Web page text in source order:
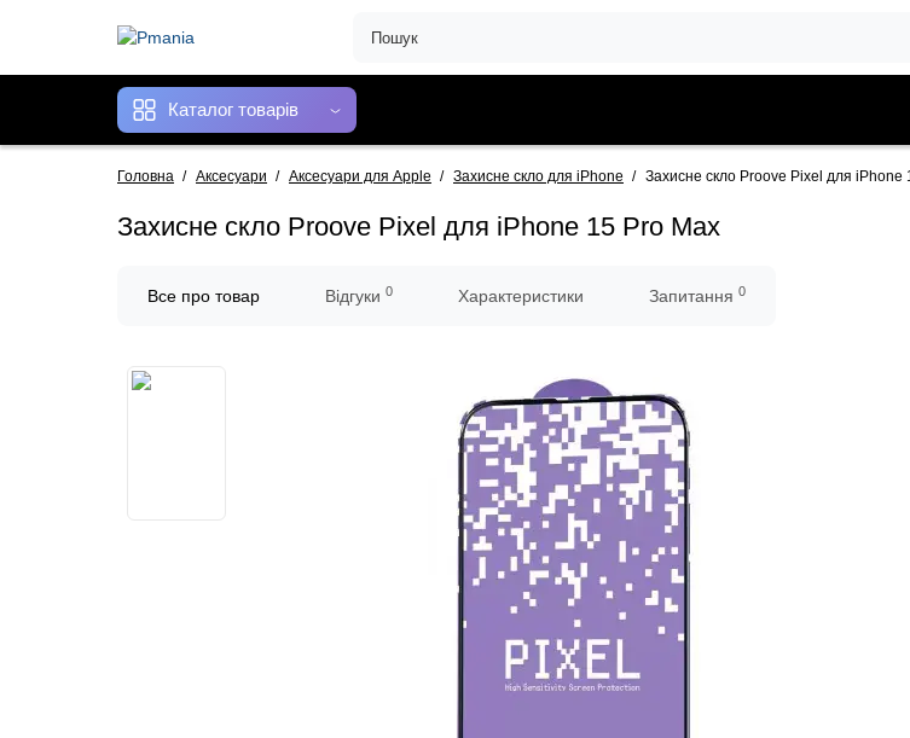
Каталог товарів
Головна Аксесуари Аксесуари для Apple Захисне скло для iPhone Захисне скло Proove Pixel для iPhone
Захисне скло Proove Pixel для iPhone 15 Pro Max
Все про товар Відгуки 0 Характеристики Запитання 0